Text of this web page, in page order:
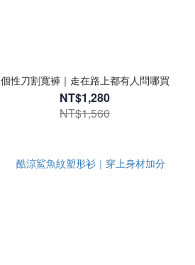
個性刀割寬褲｜走在路上都有人問哪買
NT$1,280
NT$1,560